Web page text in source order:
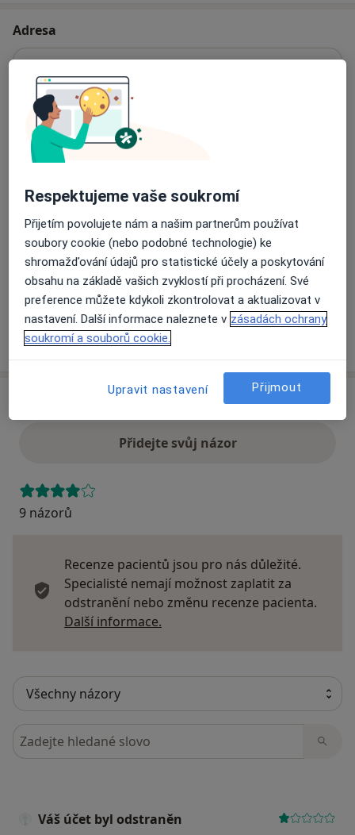
Adresa
Zašovská 100,
Přiblížit mapu
Na této adrese online kalendář není aktivní
Co mám v takové situaci udělat?
Způsoby platby (soukromé návštěvy)
Na teto adrese lékař přijímá pacienty na pojišťovnu
Detaily
Více
Přidejte svůj názor
9 názorů
Recenze pacientů jsou pro nás důležité.
Specialisté nemají možnost zaplatit za
odstranění nebo změnu recenze pacienta.
Další informace.
Hledejte v názorech
Váš účet byl odstraněn
Respektujeme vaše soukromí
Přijetím povolujete nám a našim partnerům používat
soubory cookie (nebo podobné technologie) ke
shromažďování údajů pro statistické účely a poskytování
obsahu na základě vašich zvyklostí při procházení. Své
preference můžete kdykoli zkontrolovat a aktualizovat v
nastavení. Další informace naleznete v zásadách ochrany
soukromí a souborů cookie.
Upravit nastavení Přijmout